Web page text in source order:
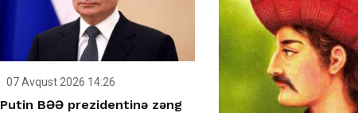
07 Avqust 2026 14:26
Putin BƏƏ prezidentinə zəng